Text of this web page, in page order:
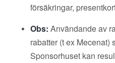
försäkringar,
Obs: Användande av
rabatter (t ex Mecenat)
Sponsorhuset kan